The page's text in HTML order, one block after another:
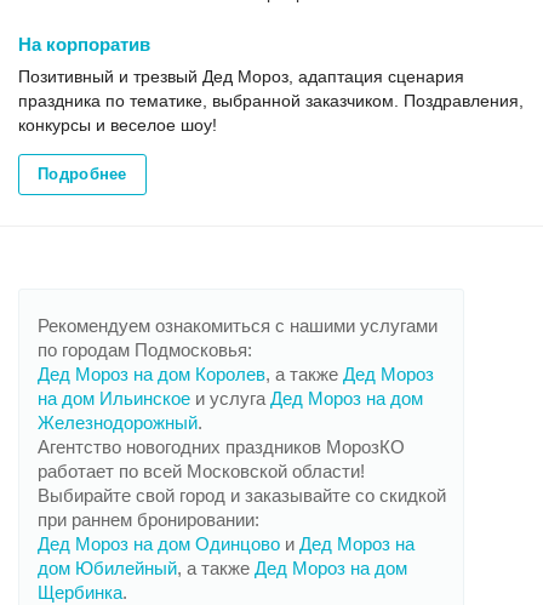
На корпоратив
Позитивный и трезвый Дед Мороз, адаптация сценария
праздника по тематике, выбранной заказчиком. Поздравления,
конкурсы и веселое шоу!
Подробнее
Рекомендуем ознакомиться с нашими услугами
по городам Подмосковья:
Дед Мороз на дом Королев, а также Дед Мороз
на дом Ильинское и услугаДед Мороз на дом
Железнодорожный.
Агентство новогодних праздников МорозКО
работает по всей Московской области!
Выбирайте свой город и заказывайте со скидкой
при раннем бронировании:
Дед Мороз на дом Одинцово и Дед Мороз на
дом Юбилейный, а также Дед Мороз на дом
Щербинка.